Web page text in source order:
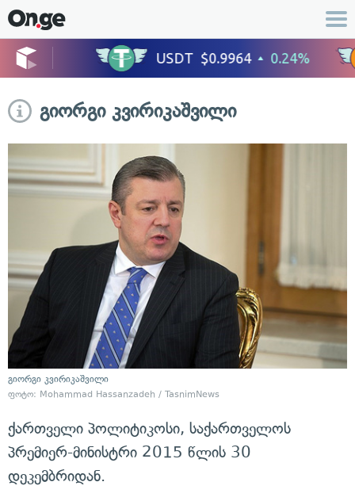
გიორგი კვირიკაშვილი
გიორგი კვირიკაშვილი
ფოტო: Mohammad Hassanzadeh / TasnimNews
ქართველი პოლიტიკოსი, საქართველოს
პრემიერ-მინისტრი 2015 წლის 30
დეკემბრიდან.